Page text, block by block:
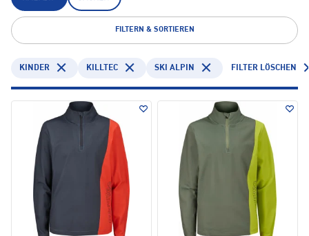
FILTERN & SORTIEREN
KINDER KILLTEC SKI ALPIN FILTER LÖSCHEN